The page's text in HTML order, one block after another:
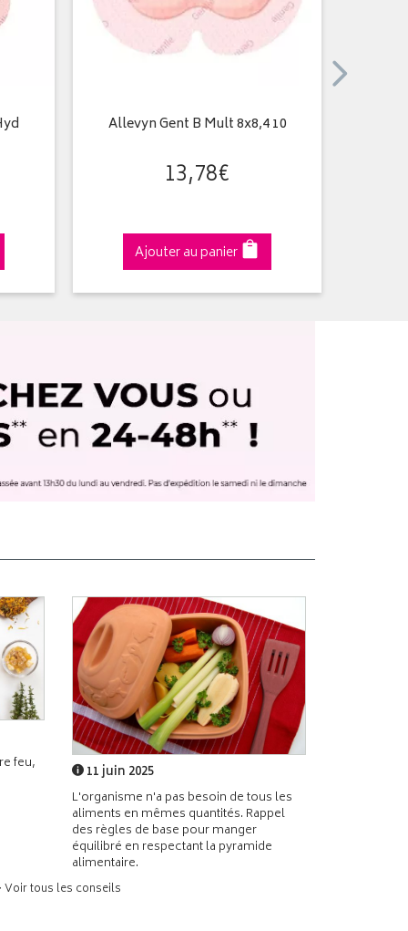
Allevyn Gent B Mult 8x8,4 10
13,78€
Ajouter au panier
feu,
11 juin 2025
L'organisme n'a pas besoin de tous les
aliments en mêmes quantités. Rappel
des règles de base pour manger
équilibré en respectant la pyramide
alimentaire.
Voir tous les conseils